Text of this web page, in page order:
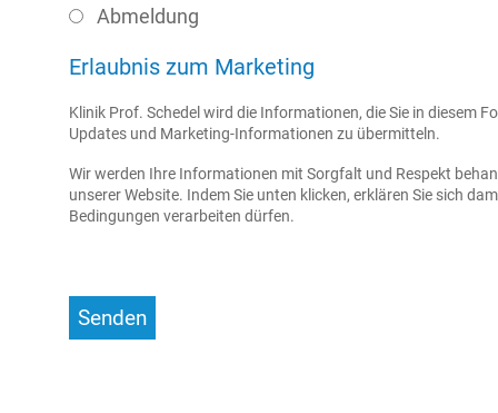
Abmeldung
Erlaubnis zum Marketing
Klinik Prof. Schedel wird die Informationen, die Sie in diesem
Updates und Marketing-Informationen zu übermitteln.
Wir werden Ihre Informationen mit Sorgfalt und Respekt
unserer Website. Indem Sie unten klicken, erklären Sie sich
Bedingungen verarbeiten dürfen.